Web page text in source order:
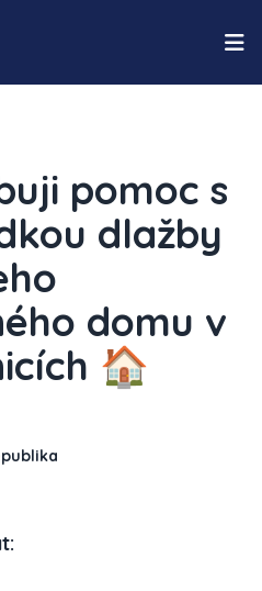
pomoc s
dlažby
domu v
🏠